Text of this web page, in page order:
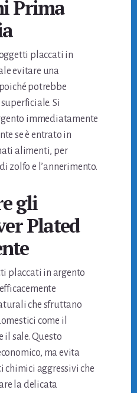
Prima
placcati in
evitare una
potrebbe
Si
immediatamente
se è entrato in
alimenti, per
zolfo e l’annerimento.
gli
Plated
placcati in argento
che sfruttano
come il
il sale. Questo
ma evita
chimici aggressivi che
la delicata